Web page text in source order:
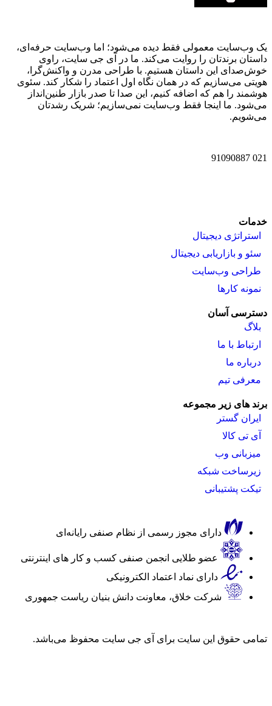
یک وب‌سایت معمولی فقط دیده می‌شود؛ اما وب‌سایت حرفه‌ای،
داستان برندتان را روایت می‌کند. ما در آی‌ جی‌ سایت، راوی
خوش‌صدای این داستان هستیم. با طراحی مدرن و واکنش‌گرا،
هویتی می‌سازیم که در همان نگاه اول اعتماد را شکار کند. سئوی
هوشمند را هم که اضافه کنیم، این صدا تا صدر بازار طنین‌انداز
می‌شود. ما اینجا فقط وب‌سایت نمی‌سازیم؛ شریک رشدتان
می‌شویم.
021 91090887
خدمات
استراتژی دیجیتال
سئو و بازاریابی دیجیتال
طراحی وب‌سایت
نمونه کارها
دسترسی آسان
بلاگ
ارتباط با ما
درباره ما
معرفی تیم
برند های زیر مجموعه
ایران گستر
آی تی کالا
میزبانی وب
زیرساخت شبکه
تیکت پشتیبانی
دارای مجوز رسمی از نظام صنفی رایانه‌ای
عضو طلایی انجمن صنفی کسب و کار های اینترنتی
دارای نماد اعتماد الکترونیکی
شرکت خلاق، معاونت دانش بنیان ریاست جمهوری
تمامی حقوق این سایت برای آی جی سایت محفوظ می‌باشد.